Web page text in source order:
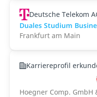
Deutsche Telekom
Duales Studium
Frankfurt am Main
Karriereprofil
Hoegner Comp. GmbH